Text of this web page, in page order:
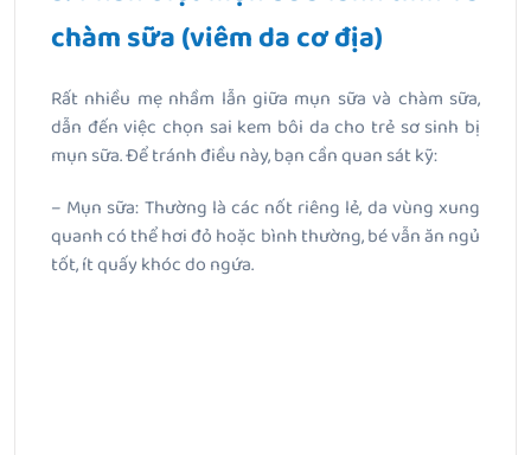
chàm sữa (viêm da cơ địa)
Rất nhiều mẹ nhầm lẫn giữa mụn sữa và chàm sữa,
dẫn đến việc chọn sai kem bôi da cho trẻ sơ sinh bị
mụn sữa. Để tránh điều này, bạn cần quan sát kỹ:
– Mụn sữa: Thường là các nốt riêng lẻ, da vùng xung
quanh có thể hơi đỏ hoặc bình thường, bé vẫn ăn ngủ
tốt, ít quấy khóc do ngứa.